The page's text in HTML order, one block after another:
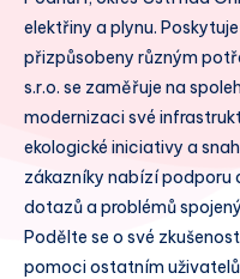
elektřiny a plynu.
přizpůsobeny různým
s.r.o. se zaměřuje na
modernizaci své
ekologické iniciativy a
zákazníky nabízí podporu
dotazů a problémů
Podělte se o své
pomoci ostatním